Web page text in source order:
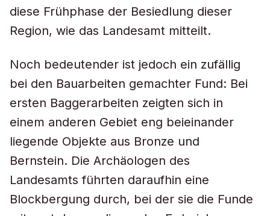
diese Frühphase der Besiedlung dieser
Region, wie das Landesamt mitteilt.
Noch bedeutender ist jedoch ein zufällig
bei den Bauarbeiten gemachter Fund: Bei
ersten Baggerarbeiten zeigten sich in
einem anderen Gebiet eng beieinander
liegende Objekte aus Bronze und
Bernstein. Die Archäologen des
Landesamts führten daraufhin eine
Blockbergung durch, bei der sie die Funde